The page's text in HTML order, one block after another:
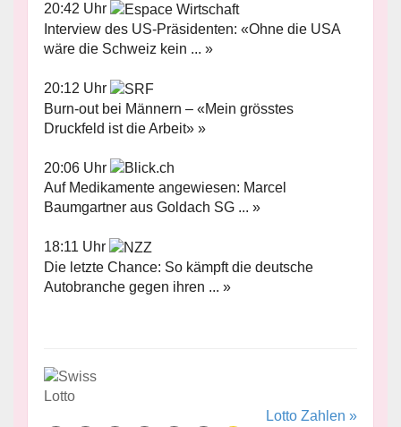
20:42 Uhr
Interview des US-Präsidenten: «Ohne die USA
wäre die Schweiz kein ... »
20:12 Uhr
Burn-out bei Männern – «Mein grösstes
Druckfeld ist die Arbeit» »
20:06 Uhr
Auf Medikamente angewiesen: Marcel
Baumgartner aus Goldach SG ... »
18:11 Uhr
Die letzte Chance: So kämpft die deutsche
Autobranche gegen ihren ... »
Lotto Zahlen »